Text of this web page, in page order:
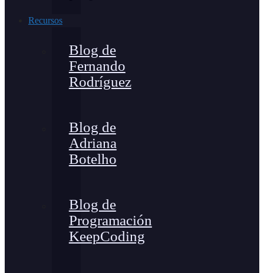
Recursos
Blog de
Fernando
Rodríguez
Blog de
Adriana
Botelho
Blog de
Programación
KeepCoding